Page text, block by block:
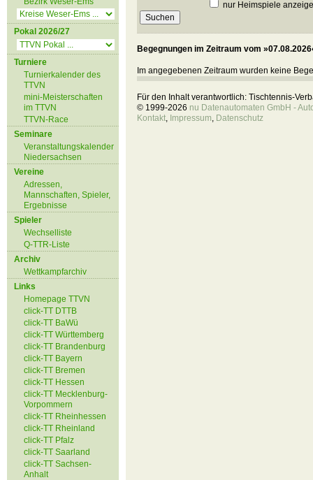
Pokal 2026/27
Turniere
Turnierkalender des
TTVN
mini-Meisterschaften
im TTVN
TTVN-Race
Seminare
Veranstaltungskalender
Niedersachsen
Vereine
Adressen,
Mannschaften, Spieler,
Ergebnisse
Spieler
Wechselliste
Q-TTR-Liste
Archiv
Wettkampfarchiv
Links
Homepage TTVN
click-TT DTTB
click-TT BaWü
click-TT Württemberg
click-TT Brandenburg
click-TT Bayern
click-TT Bremen
click-TT Hessen
click-TT Mecklenburg-
Vorpommern
click-TT Rheinhessen
click-TT Rheinland
click-TT Pfalz
click-TT Saarland
click-TT Sachsen-
Anhalt
nur Heimspiele
Begegnungen im Zeitraum vom
Im angegebenen Zeitraum wurden keine
Für den Inhalt verantwortlich: Tischtennis-
© 1999-2026 nu Datenautomaten GmbH -
Kontakt, Impressum, Datenschutz